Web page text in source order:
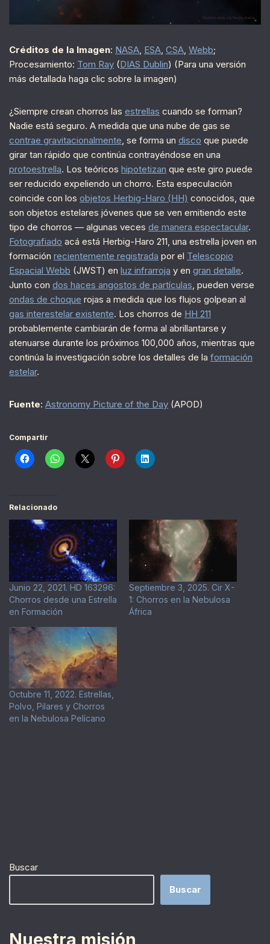
Créditos de la Imagen: NASA, ESA, CSA, Webb;
Procesamiento: Tom Ray (DIAS Dublin) (Para una versión
más detallada haga clic sobre la imagen)
¿Siempre crean chorros las estrellas cuando se forman?
Nadie está seguro. A medida que una nube de gas se
contrae gravitacionalmente, se forma un disco que puede
girar tan rápido que continúa contrayéndose en una
protoestrella. Los teóricos hipotetizan que este giro puede
ser reducido expeliendo un chorro. Esta especulación
coincide con los objetos Herbig-Haro (HH) conocidos, que
son objetos estelares jóvenes que se ven emitiendo este
tipo de chorros — algunas veces de manera espectacular.
Fotografiado acá está Herbig-Haro 211, una estrella joven en
formación recientemente registrada por el Telescopio
Espacial Webb (JWST) en luz infrarroja y en gran detalle.
Junto con dos haces angostos de partículas, pueden verse
ondas de choque rojas a medida que los flujos golpean al
gas interestelar existente. Los chorros de HH 211
probablemente cambiarán de forma al abrillantarse y
atenuarse durante los próximos 100,000 años, mientras que
continúa la investigación sobre los detalles de la formación
estelar.
Fuente: Astronomy Picture of the Day (APOD)
Compartir
Relacionado
Junio 22, 2021. HD 163296:
Chorros desde una Estrella
en Formación
Septiembre 3, 2025. Cir X-
1: Chorros en la Nebulosa
África
Octubre 11, 2022. Estrellas,
Polvo, Pilares y Chorros
en la Nebulosa Pelícano
Buscar
Buscar
Nuestra misión